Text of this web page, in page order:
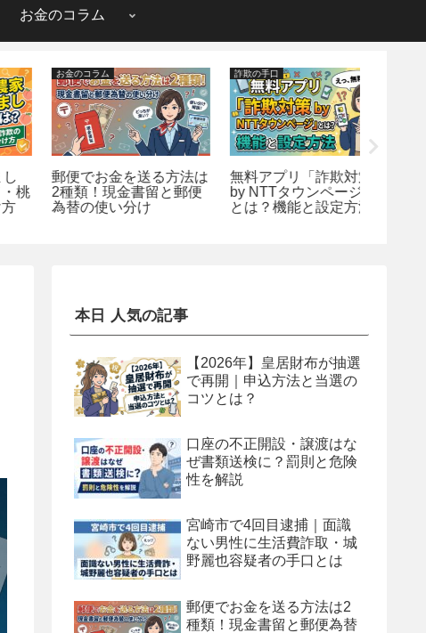
お金のコラム
お金のコラム
郵便でお金を送る方法は
2種類！現金書留と郵便
為替の使い分け
詐欺の手口
無料アプリ「詐欺対策
by NTTタウンページ」
とは？機能と設定方法
本日 人気の記事
【2026年】皇居財布が抽選
で再開｜申込方法と当選の
コツとは？
口座の不正開設・譲渡はな
ぜ書類送検に？罰則と危険
性を解説
宮崎市で4回目逮捕｜面識
ない男性に生活費詐取・城
野麗也容疑者の手口とは
郵便でお金を送る方法は2
種類！現金書留と郵便為替